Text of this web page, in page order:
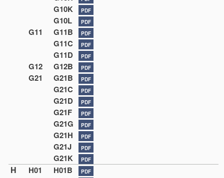
G10K PDF
G10L PDF
G11 G11B PDF
G11C PDF
G11D PDF
G12 G12B PDF
G21 G21B PDF
G21C PDF
G21D PDF
G21F PDF
G21G PDF
G21H PDF
G21J PDF
G21K PDF
H H01 H01B PDF